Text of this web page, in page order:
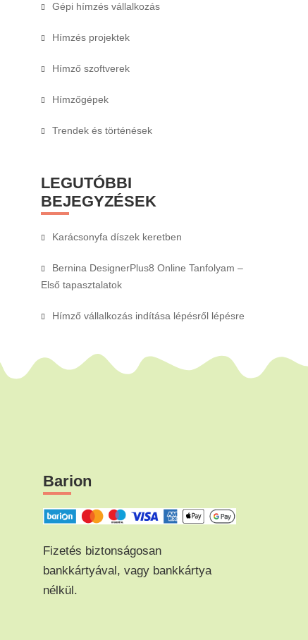
Gépi hímzés vállalkozás
Hímzés projektek
Hímző szoftverek
Hímzőgépek
Trendek és történések
LEGUTÓBBI
BEJEGYZÉSEK
Karácsonyfa díszek keretben
Bernina DesignerPlus8 Online Tanfolyam –
Első tapasztalatok
Hímző vállalkozás indítása lépésről lépésre
Barion
Fizetés biztonságosan
bankkártyával, vagy bankkártya
nélkül.